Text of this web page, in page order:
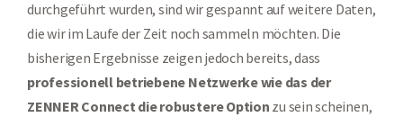
durchgeführt wurden, sind wir gespannt auf weitere Daten,
die wir im Laufe der Zeit noch sammeln möchten. Die
bisherigen Ergebnisse zeigen jedoch bereits, dass
professionell betriebene Netzwerke wie das der
ZENNER Connect die robustere Option zu sein scheinen,